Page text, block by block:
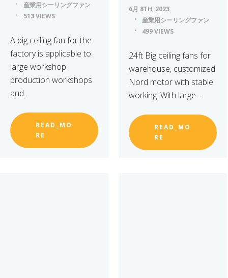
産業用シーリングファン
513 VIEWS
A big ceiling fan for the
factory is applicable to
large workshop
production workshops
and...
READ_MO
RE
6月 8TH, 2023
産業用シーリングファン
499 VIEWS
24ft Big ceiling fans for
warehouse, customized
Nord motor with stable
working. With large...
READ_MO
RE